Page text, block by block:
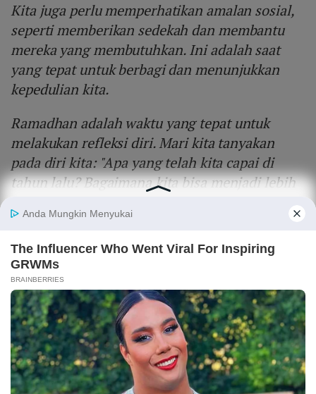
Kita juga perlu memperhatikan amalan sosial,
seperti memberikan sedekah dan membantu
mereka yang membutuhkan. Ini adalah saat
yang tepat untuk berbagi dan menunjukkan
kepedulian kita.
Ramadhan adalah waktu yang tepat untuk
melakukan refleksi diri. Mari kita tanyakan
pada diri kita: "Apa yang telah kita capai di
tahun lalu? Bagaimana kita bisa menjadi lebih
meningkatkan hubungan kita dengan Allah,
tetapi juga dengan sesama manusia. Mari kita
jadikan Ramadhan sebagai momentum untuk
perubahan yang lebih positif.
Saudaraku, semoga kita semua dapat
memanfaatkan bulan Ramadhan ini sebaik-
baiknya. Mari kita berdoa agar Allah SWT